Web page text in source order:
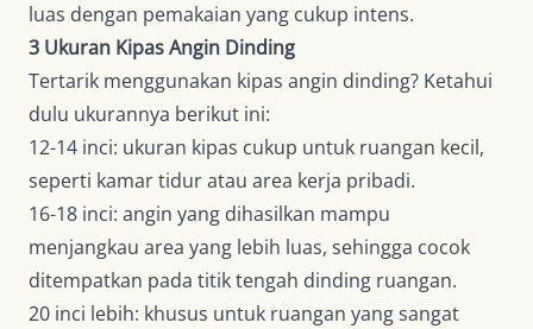
luas dengan pemakaian yang cukup intens.
3 Ukuran Kipas Angin Dinding
Tertarik menggunakan kipas angin dinding? Ketahui
dulu ukurannya berikut ini:
12-14 inci: ukuran kipas cukup untuk ruangan kecil,
seperti kamar tidur atau area kerja pribadi.
16-18 inci: angin yang dihasilkan mampu
menjangkau area yang lebih luas, sehingga cocok
ditempatkan pada titik tengah dinding ruangan.
20 inci lebih: khusus untuk ruangan yang sangat